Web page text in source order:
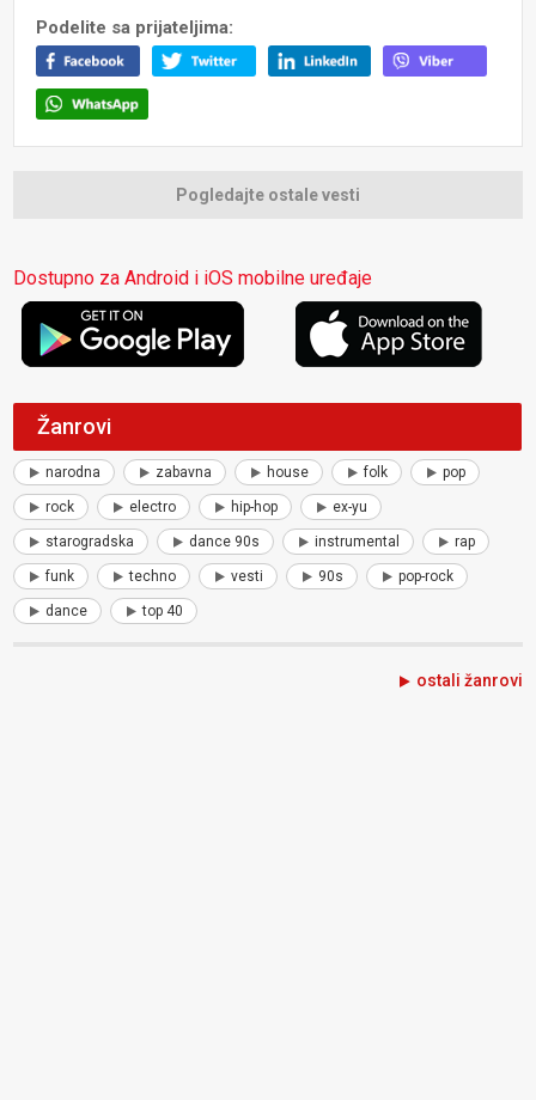
Podelite sa prijateljima:
Pogledajte ostale vesti
Dostupno za Android i iOS mobilne uređaje
Žanrovi
narodna zabavna house folk pop
rock electro hip-hop ex-yu
starogradska dance 90s instrumental rap
funk techno vesti 90s pop-rock
dance top 40
ostali žanrovi